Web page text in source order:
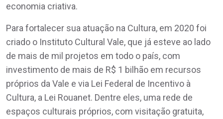
economia criativa.
Para fortalecer sua atuação na Cultura, em 2020 foi
criado o Instituto Cultural Vale, que já esteve ao lado
de mais de mil projetos em todo o país, com
investimento de mais de R$ 1 bilhão em recursos
próprios da Vale e via Lei Federal de Incentivo à
Cultura, a Lei Rouanet. Dentre eles, uma rede de
espaços culturais próprios, com visitação gratuita,